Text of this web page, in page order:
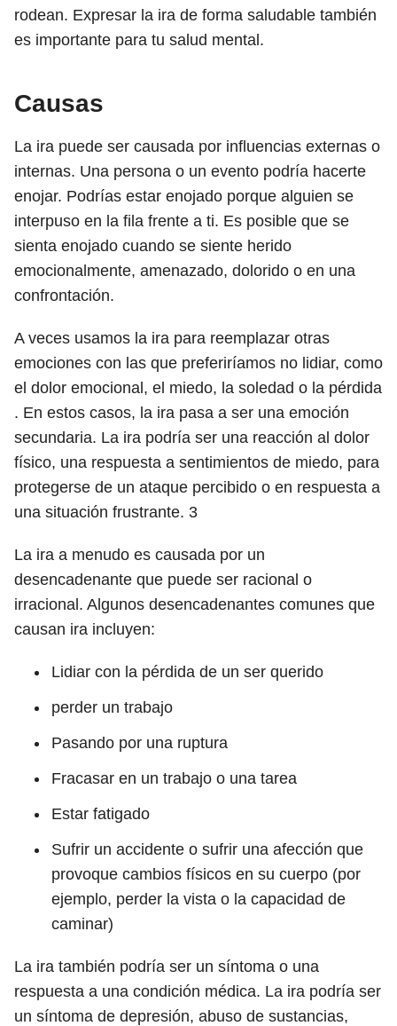
rodean. Expresar la ira de forma saludable también
es importante para tu salud mental.
Causas
La ira puede ser causada por influencias externas o
internas. Una persona o un evento podría hacerte
enojar. Podrías estar enojado porque alguien se
interpuso en la fila frente a ti. Es posible que se
sienta enojado cuando se siente herido
emocionalmente, amenazado, dolorido o en una
confrontación.
A veces usamos la ira para reemplazar otras
emociones con las que preferiríamos no lidiar, como
el dolor emocional, el miedo, la soledad o la pérdida
. En estos casos, la ira pasa a ser una emoción
secundaria. La ira podría ser una reacción al dolor
físico, una respuesta a sentimientos de miedo, para
protegerse de un ataque percibido o en respuesta a
una situación frustrante. 3
La ira a menudo es causada por un
desencadenante que puede ser racional o
irracional. Algunos desencadenantes comunes que
causan ira incluyen:
Lidiar con la pérdida de un ser querido
perder un trabajo
Pasando por una ruptura
Fracasar en un trabajo o una tarea
Estar fatigado
Sufrir un accidente o sufrir una afección que
provoque cambios físicos en su cuerpo (por
ejemplo, perder la vista o la capacidad de
caminar)
La ira también podría ser un síntoma o una
respuesta a una condición médica. La ira podría ser
un síntoma de depresión, abuso de sustancias,